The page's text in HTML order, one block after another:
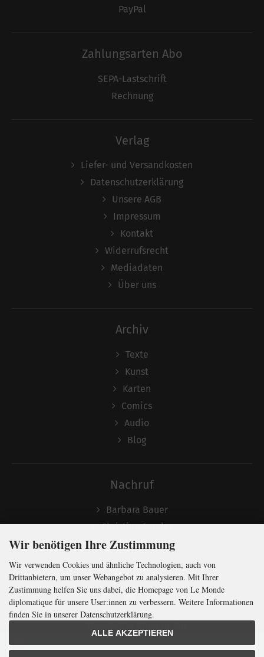
PayPal
Zahlungsarten Abo
SEPA-Lastschrift
Rechnung
Verlag
Liefer- und Versandkosten
Datenschutzerklärung
Unsere AGB
Impressum
Kontakt
Widerrufsrecht
Mediadaten
Über uns
Archiv
Texte
Kunst
Karten
Comics
Audio
Blog
Nachruf
Barbara Bauer
Christian Semler
Folgen
Wir benötigen Ihre Zustimmung
Wir verwenden Cookies und ähnliche Technologien, auch von
Drittanbietern, um unser Webangebot zu analysieren. Mit Ihrer
Zustimmung helfen Sie uns dabei, die Homepage von Le Monde
diplomatique für unsere User:innen zu verbessern. Weitere Informationen
finden Sie in unserer Datenschutzerklärung.
ALLE AKZEPTIEREN